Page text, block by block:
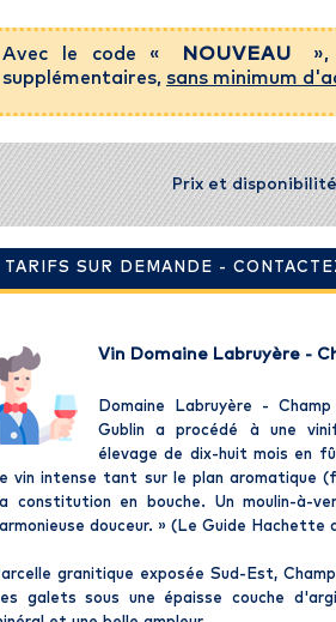
Avec le code « NOUVEAU
»,
supplémentaires, sans minimum
Prix et
TARIFS SUR DEMANDE -
Vin Domaine Labruyère -
Domaine Labruyère -
Gublin a procédé à une
élevage de dix-huit mois en
vin intense tant sur le plan aromatique
constitution en bouche. Un moulin-à-
douceur. » (Le Guide Hachette
granitique exposée Sud-Est,
galets sous une épaisse couche